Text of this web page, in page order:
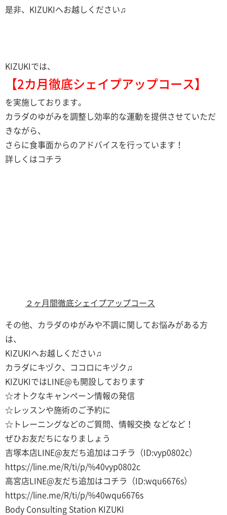
是非、KIZUKIへお越しください♫
KIZUKIでは、
【2カ月徹底シェイプアップコース】
を実施しております。
カラダのゆがみを調整し効率的な運動を提供させていただ
きながら、
さらに食事面からのアドバイスを行っています！
詳しくはコチラ
２ヶ月間徹底シェイプアップコース
その他、カラダのゆがみや不調に関してお悩みがある方
は、
KIZUKIへお越しください♫
カラダにキヅク、ココロにキヅク♫
KIZUKIではLINE@も開設しております
☆オトクなキャンペーン情報の発信
☆レッスンや施術のご予約に
☆トレーニングなどのご質問、情報交換 などなど！
ぜひお友だちになりましょう
吉塚本店LINE@友だち追加はコチラ（ID:vyp0802c）
https://line.me/R/ti/p/%40vyp0802c
高宮店LINE@友だち追加はコチラ（ID:wqu6676s）
https://line.me/R/ti/p/%40wqu6676s
Body Consulting Station KIZUKI